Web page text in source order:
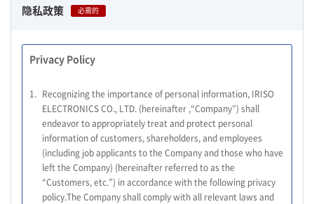
隐私政策 必需的
Privacy Policy
1. Recognizing the importance of personal information, IRISO
ELECTRONICS CO., LTD. (hereinafter ,“Company”) shall
endeavor to appropriately treat and protect personal
information of customers, shareholders, and employees
(including job applicants to the Company and those who have
left the Company) (hereinafter referred to as the
“Customers, etc.”) in accordance with the following privacy
policy.The Company shall comply with all relevant laws and